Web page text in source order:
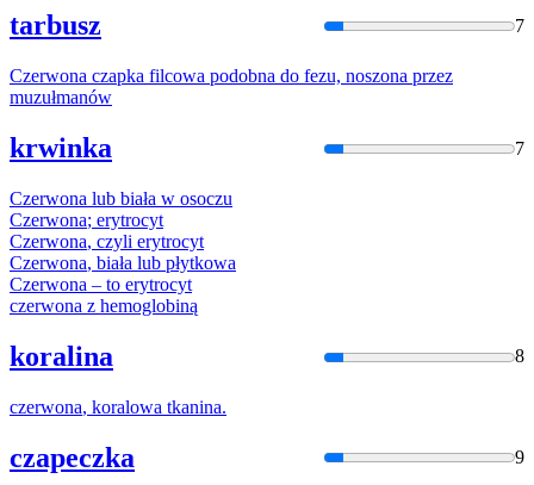
tarbusz 7
Czerwona czapka filcowa podobna do fezu, noszona przez
muzułmanów
krwinka 7
Czerwona lub biała w osoczu
Czerwona; erytrocyt
Czerwona, czyli erytrocyt
Czerwona, biała lub płytkowa
Czerwona – to erytrocyt
czerwona z hemoglobiną
koralina 8
czerwona, koralowa tkanina.
czapeczka 9